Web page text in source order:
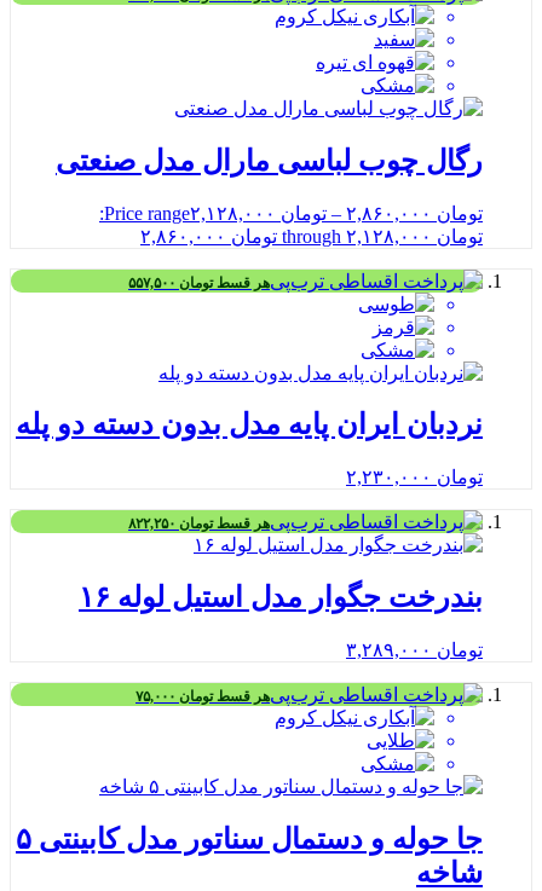
رگال چوب لباسی مارال مدل صنعتی
تومان – تومان
Price range:
تومان ۲,۱۲۸,۰۰۰ through تومان ۲,۸۶۰,۰۰۰
هر قسطتومان
نردبان ایران پایه مدل بدون دسته دو پله
تومان
هر قسطتومان
بندرخت جگوار مدل استیل لوله ۱۶
تومان
هر قسطتومان
جا حوله و دستمال سناتور مدل کابینتی ۵
شاخه